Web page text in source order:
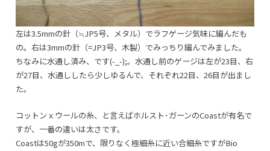
左は3.5mmの針（≒JP5号、メタル）でラフゲージ気味に編んだも
の。右は3mmの針（=JP3号、木製）でみっちり編んでみました。
ちなみに水通し済み、です(-_-);。水通し前のゲージは左が23目、右
が27目、水通ししたら少しゆるんで、それぞれ22目、26目が出まし
た。
コットンｘウールの糸、と言えばホルスト･ガーンのCoastが有名で
すが、一番の違いは太さです。
Coastは50gが350mで、限りなく極細糸に近い合細糸ですがBio